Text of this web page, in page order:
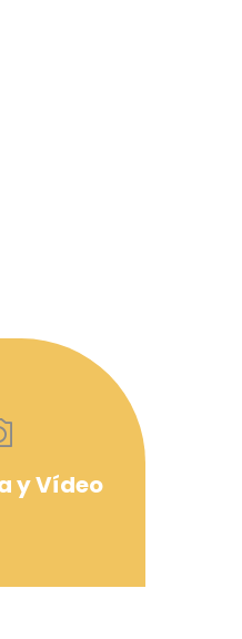
y Vídeo